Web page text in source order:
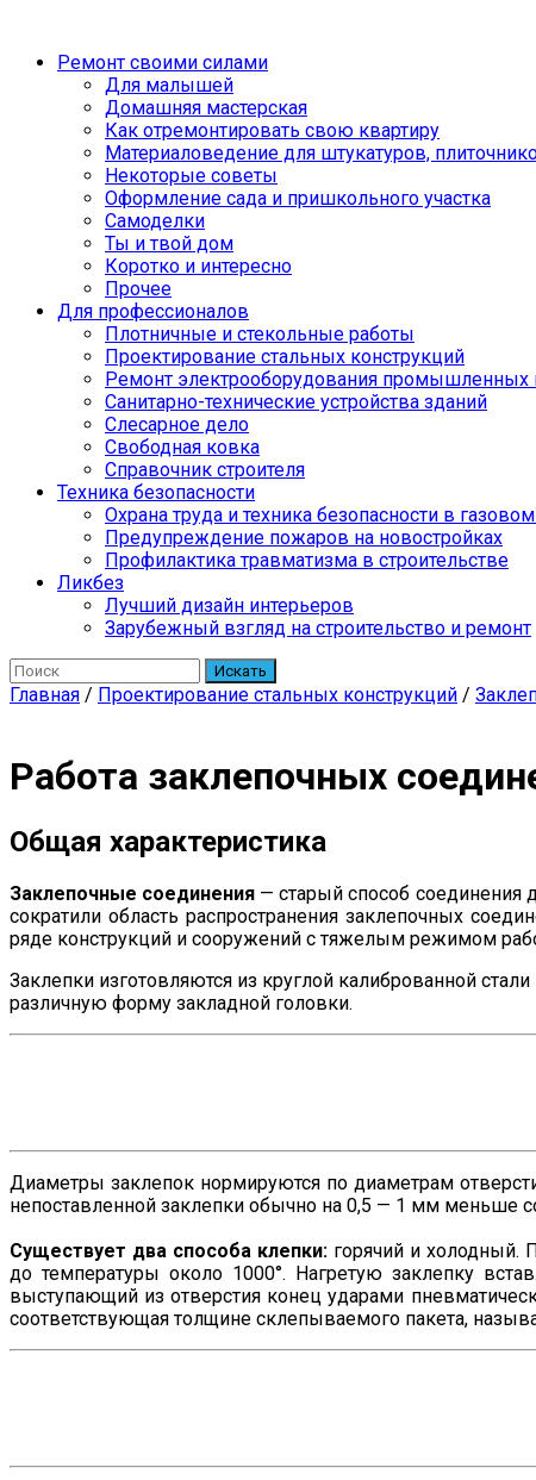
Ремонт своими силами
Для малышей
Домашняя мастерская
Как отремонтировать свою квартиру
Материаловедение для штукатуров,
Некоторые советы
Оформление сада и пришкольного участка
Самоделки
Ты и твой дом
Коротко и интересно
Прочее
Для профессионалов
Плотничные и стекольные работы
Проектирование стальных конструкций
Ремонт электрооборудования промышленных
Санитарно-технические устройства зданий
Слесарное дело
Свободная ковка
Справочник строителя
Техника безопасности
Охрана труда и техника безопасности в
Предупреждение пожаров на новостройках
Профилактика травматизма в строительстве
Ликбез
Лучший дизайн интерьеров
Зарубежный взгляд на строительство и ремонт
Искать
Главная / Проектирование стальных конструкций /
Работа заклепочных
Общая характеристика
Заклепочные соединения — старый способ соединения
сократили область распространения заклепочных
ряде конструкций и сооружений с тяжелым режимом
Заклепки изготовляются из круглой калиброванной
различную форму закладной головки.
Диаметры заклепок нормируются по диаметрам
непоставленной заклепки обычно на 0,5 — 1 мм меньше
Существует два способа клепки:горячий и холодный.
до температуры около 1000°. Нагретую заклепку
выступающий из отверстия конец ударами
соответствующая толщине склепываемого пакета,